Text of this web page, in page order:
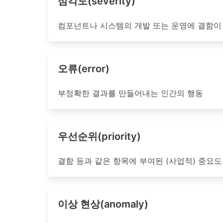
컴포넌트나 시스템의 개발 또는 운영에 결함
오류(error)
부정확한 결과를 만들어내는 인간의 행동
우선순위(priority)
결함 등과 같은 항목에 부여된 (사업적) 중요도
이상 현상(anomaly)